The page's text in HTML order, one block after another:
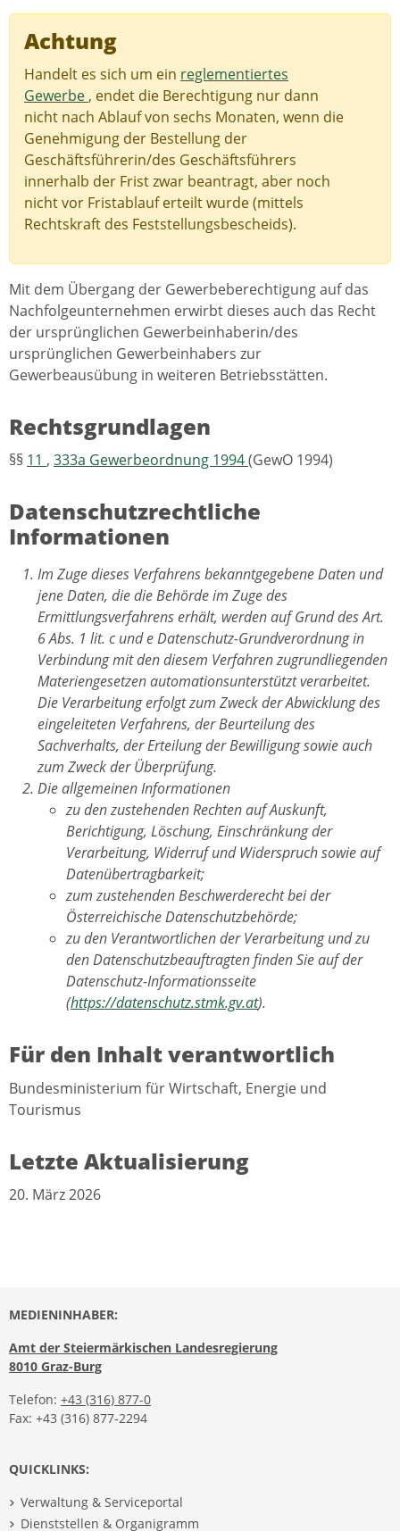
Achtung
Handelt es sich um ein reglementiertes
Gewerbe , endet die Berechtigung nur dann
nicht nach Ablauf von sechs Monaten, wenn die
Genehmigung der Bestellung der
Geschäftsführerin/des Geschäftsführers
innerhalb der Frist zwar beantragt, aber noch
nicht vor Fristablauf erteilt wurde (mittels
Rechtskraft des Feststellungsbescheids).
Mit dem Übergang der Gewerbeberechtigung auf das
Nachfolgeunternehmen erwirbt dieses auch das Recht
der ursprünglichen Gewerbeinhaberin/des
ursprünglichen Gewerbeinhabers zur
Gewerbeausübung in weiteren Betriebsstätten.
Rechtsgrundlagen
§§ 11 , 333a Gewerbeordnung 1994(GewO 1994)
Datenschutzrechtliche
Informationen
Im Zuge dieses Verfahrens bekanntgegebene Daten und
jene Daten, die die Behörde im Zuge des
Ermittlungsverfahrens erhält, werden auf Grund des Art.
6 Abs. 1 lit. c und e Datenschutz-Grundverordnung in
Verbindung mit den diesem Verfahren zugrundliegenden
Materiengesetzen automationsunterstützt verarbeitet.
Die Verarbeitung erfolgt zum Zweck der Abwicklung des
eingeleiteten Verfahrens, der Beurteilung des
Sachverhalts, der Erteilung der Bewilligung sowie auch
zum Zweck der Überprüfung.
Die allgemeinen Informationen
zu den zustehenden Rechten auf Auskunft,
Berichtigung, Löschung, Einschränkung der
Verarbeitung, Widerruf und Widerspruch sowie auf
Datenübertragbarkeit;
zum zustehenden Beschwerderecht bei der
Österreichische Datenschutzbehörde;
zu den Verantwortlichen der Verarbeitung und zu
den Datenschutzbeauftragten finden Sie auf der
Datenschutz-Informationsseite
(https://datenschutz.stmk.gv.at).
Für den Inhalt verantwortlich
Bundesministerium für Wirtschaft, Energie und
Tourismus
Letzte Aktualisierung
20. März 2026
MEDIENINHABER:
Amt der Steiermärkischen Landesregierung
8010 Graz-Burg
Telefon: +43 (316) 877-0
Fax: +43 (316) 877-2294
QUICKLINKS:
Verwaltung & Serviceportal
Dienststellen & Organigramm